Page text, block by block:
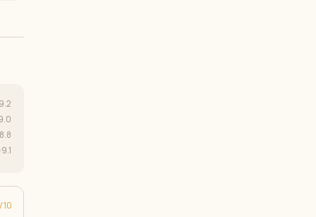
9.2
8.8
9.1